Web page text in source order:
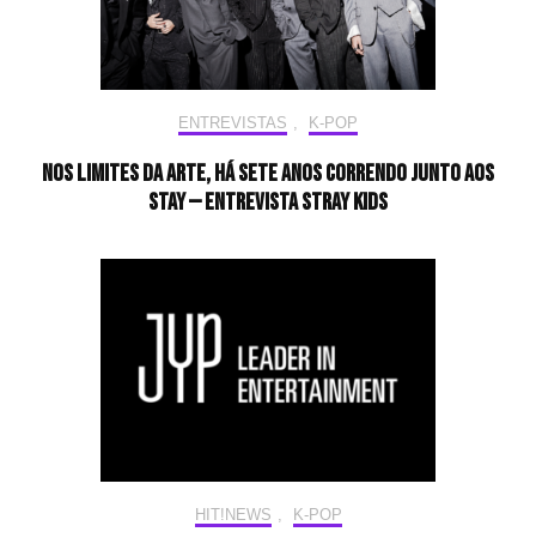
ENTREVISTAS K-POP
Nos limites da arte, há sete anos correndo junto aos
STAY — Entrevista Stray Kids
HIT!NEWS , K-POP